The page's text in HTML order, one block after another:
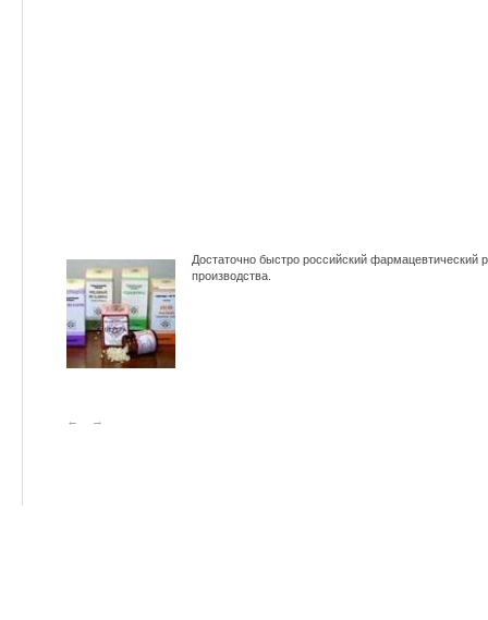
Достаточно быстро российский фармацевтический
производства.
← →